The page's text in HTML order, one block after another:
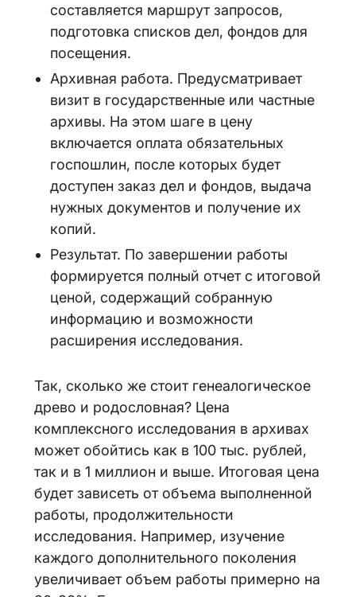
составляется маршрут запросов,
подготовка списков дел, фондов для
посещения.
Архивная работа. Предусматривает
визит в государственные или частные
архивы. На этом шаге в цену
включается оплата обязательных
госпошлин, после которых будет
доступен заказ дел и фондов, выдача
нужных документов и получение их
копий.
Результат. По завершении работы
формируется полный отчет с итоговой
ценой, содержащий собранную
информацию и возможности
расширения исследования.
Так, сколько же стоит генеалогическое
древо и родословная? Цена
комплексного исследования в архивах
может обойтись как в 100 тыс. рублей,
так и в 1 миллион и выше. Итоговая цена
будет зависеть от объема выполненной
работы, продолжительности
исследования. Например, изучение
каждого дополнительного поколения
увеличивает объем работы примерно на